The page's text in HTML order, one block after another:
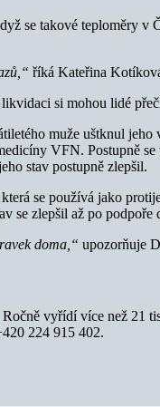
se takové teploměry
říká Kateřina
si mohou lidé
muže uštknul
VFN. Postupně
stav postupně zlepšil.
se používá jako
se zlepšil až po podpoře
doma,“ upozorňuje
vyřídí více než 21
224 915 402.